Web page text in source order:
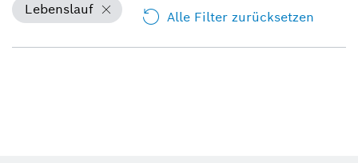
Lebenslauf Alle Filter zurücksetzen